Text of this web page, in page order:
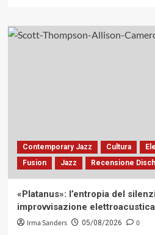
Contemporary Jazz Cultura
Fusion
Jazz Recensione
«Platanus»: l’entropia del
improvvisazione
Irma Sanders 05/08/2026 0